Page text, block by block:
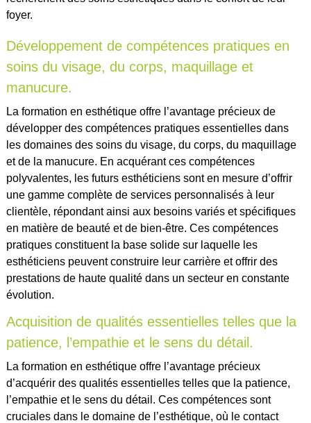
foyer.
Développement de compétences pratiques en
soins du visage, du corps, maquillage et
manucure.
La formation en esthétique offre l’avantage précieux de
développer des compétences pratiques essentielles dans
les domaines des soins du visage, du corps, du maquillage
et de la manucure. En acquérant ces compétences
polyvalentes, les futurs esthéticiens sont en mesure d’offrir
une gamme complète de services personnalisés à leur
clientèle, répondant ainsi aux besoins variés et spécifiques
en matière de beauté et de bien-être. Ces compétences
pratiques constituent la base solide sur laquelle les
esthéticiens peuvent construire leur carrière et offrir des
prestations de haute qualité dans un secteur en constante
évolution.
Acquisition de qualités essentielles telles que la
patience, l’empathie et le sens du détail.
La formation en esthétique offre l’avantage précieux
d’acquérir des qualités essentielles telles que la patience,
l’empathie et le sens du détail. Ces compétences sont
cruciales dans le domaine de l’esthétique, où le contact